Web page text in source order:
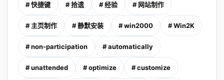
# 快捷键 # 拾遗 # 经验 # 网站制作
# 主页制作 # 静默安装 # win2000 # Win2K
# non-participation # automatically
# unattended # optimize # customize